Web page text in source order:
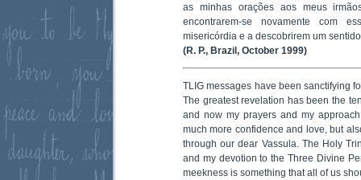
as minhas orações aos meus
encontrarem-se novamente com
misericórdia e a descobrirem um
(R. P., Brazil, October 1999)
TLIG messages have been sanctifying
The greatest revelation has been the
and now my prayers and my
much more confidence and love, but
through our dear Vassula. The Holy
and my devotion to the Three Divine
meekness is something that all of us